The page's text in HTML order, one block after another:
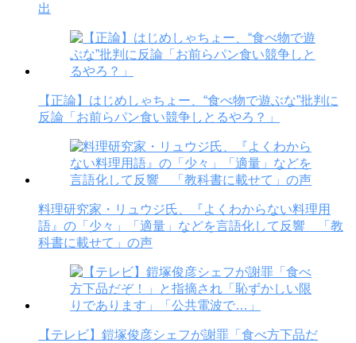
出
【正論】はじめしゃちょー、“食べ物で遊ぶな”批判に
反論「お前らパン食い競争しとるやろ？」
料理研究家・リュウジ氏、『よくわからない料理用
語』の「少々」「適量」などを言語化して反響 「教
科書に載せて」の声
【テレビ】鎧塚俊彦シェフが謝罪「食べ方下品だ